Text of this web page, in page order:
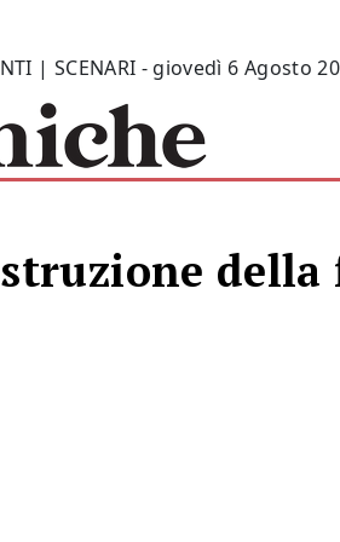
| SCENARI - giovedì 6 Agosto
della